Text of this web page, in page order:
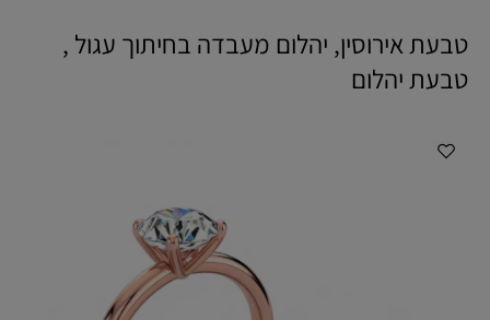
טבעת אירוסין, יהלום מעבדה בחיתוך עגול ,
טבעת יהלום